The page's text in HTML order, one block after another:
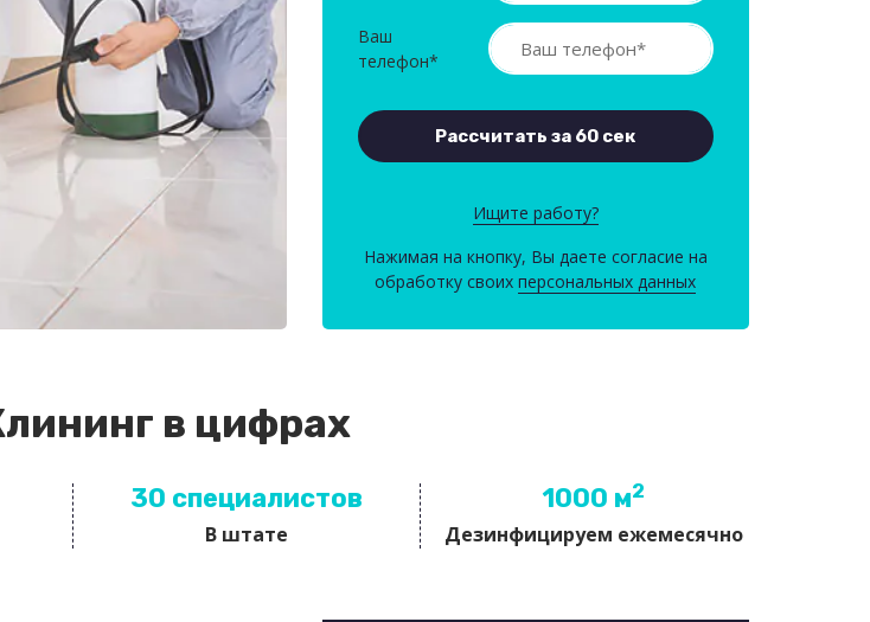
Ваш
телефон*
Ищите работу?
Нажимая на кнопку, Вы даете согласие на
обработку своихперсональных данных
в цифрах
30 специалистов
В штате
1000 м2
Дезинфицируем ежемесячно